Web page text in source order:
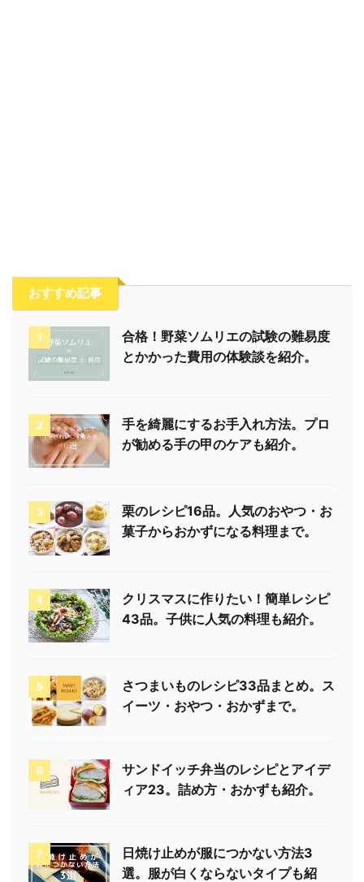
おすすめ記事
1
合格！野菜ソムリエの試験の難易度
とかかった費用の体験談を紹介。
2
手を綺麗にするお手入れ方法。プロ
が勧める手の甲のケアも紹介。
3
栗のレシピ16品。人気のおやつ・お
菓子からおかずになる料理まで。
4
クリスマスに作りたい！簡単レシピ
43品。子供に人気の料理も紹介。
5
さつまいものレシピ33品まとめ。ス
イーツ・おやつ・おかずまで。
6
サンドイッチ弁当のレシピとアイデ
ィア23。詰め方・おかずも紹介。
7
日焼け止めが服につかない方法3
選。服が白くならないタイプも紹